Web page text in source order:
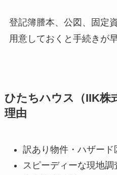
登記簿謄本、公図、固定
用意しておくと手続きが
ひたちハウス（IIK株
理由
訳あり物件・ハザー
スピーディーな現地調